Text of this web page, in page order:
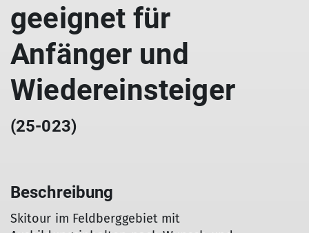
geeignet für
Anfänger und
Wiedereinsteiger
(25-023)
Beschreibung
Skitour im Feldberggebiet mit